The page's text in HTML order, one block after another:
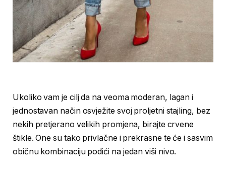
Ukoliko vam je cilj da na veoma moderan, lagan i
jednostavan način osvježite svoj proljetni stajling, bez
nekih pretjerano velikih promjena, birajte crvene
štikle. One su tako privlačne i prekrasne te će i sasvim
običnu kombinaciju podići na jedan viši nivo.